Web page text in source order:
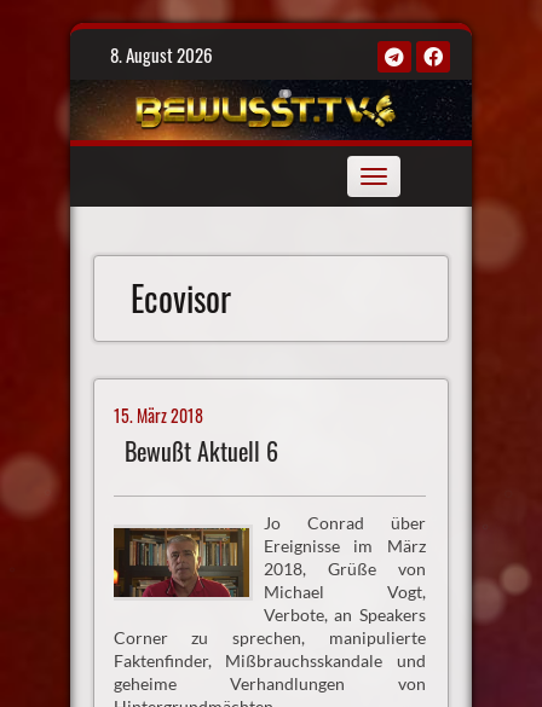
Skip
8. August 2026
Toggle
navigation
Ecovisor
15. März 2018
Bewußt Aktuell 6
Jo Conrad über
Ereignisse im März
2018, Grüße von
Michael Vogt,
Verbote, an Speakers
Corner zu sprechen, manipulierte
Faktenfinder, Mißbrauchsskandale und
geheime Verhandlungen von